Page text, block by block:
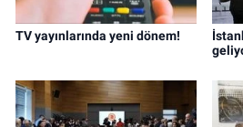
TV yayınlarında yeni dönem!